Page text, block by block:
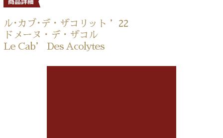
ル･カブ･デ・ザコリット ’22
ドメーヌ・デ・ザコル
Le Cab’ Des Acolytes